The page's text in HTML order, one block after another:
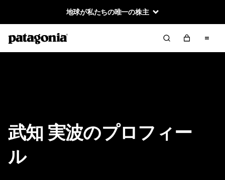
地球が私たちの唯一の株主
武知 実波のプロフィー
ル